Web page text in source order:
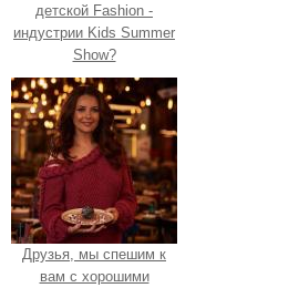
детской Fashion -
индустрии Kids Summer
Show?
Друзья, мы спешим к
вам с хорошими